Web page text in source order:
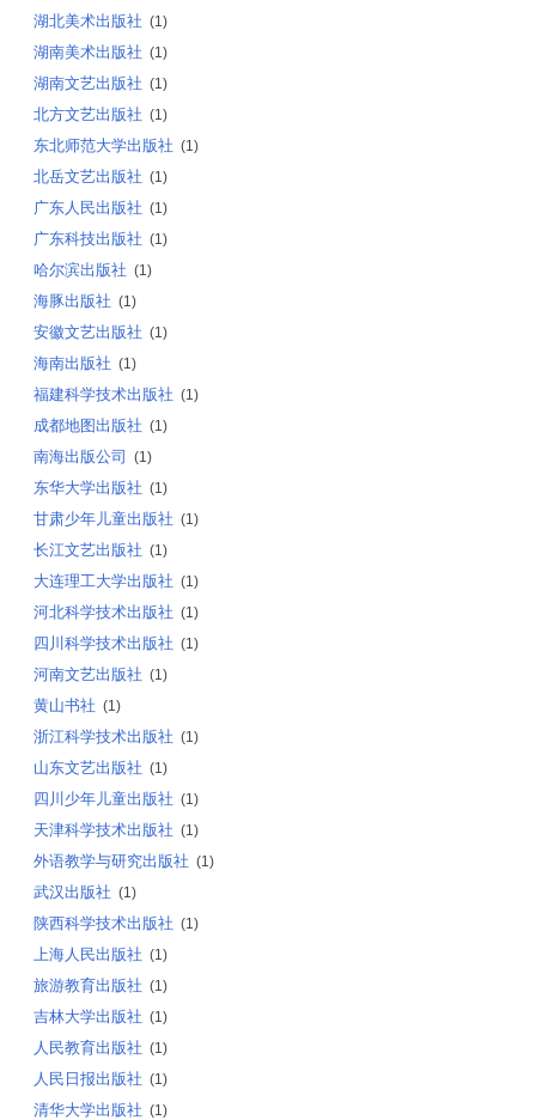
湖北美术出版社 (1)
湖南美术出版社 (1)
湖南文艺出版社 (1)
北方文艺出版社 (1)
东北师范大学出版社 (1)
北岳文艺出版社 (1)
广东人民出版社 (1)
广东科技出版社 (1)
哈尔滨出版社 (1)
海豚出版社 (1)
安徽文艺出版社 (1)
海南出版社 (1)
福建科学技术出版社 (1)
成都地图出版社 (1)
南海出版公司 (1)
东华大学出版社 (1)
甘肃少年儿童出版社 (1)
长江文艺出版社 (1)
大连理工大学出版社 (1)
河北科学技术出版社 (1)
四川科学技术出版社 (1)
河南文艺出版社 (1)
黄山书社 (1)
浙江科学技术出版社 (1)
山东文艺出版社 (1)
四川少年儿童出版社 (1)
天津科学技术出版社 (1)
外语教学与研究出版社 (1)
武汉出版社 (1)
陕西科学技术出版社 (1)
上海人民出版社 (1)
旅游教育出版社 (1)
吉林大学出版社 (1)
人民教育出版社 (1)
人民日报出版社 (1)
清华大学出版社 (1)